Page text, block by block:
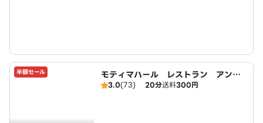
半額セール
モティマハール レストラン アンド
バー
3.0(73) 20分送料300円